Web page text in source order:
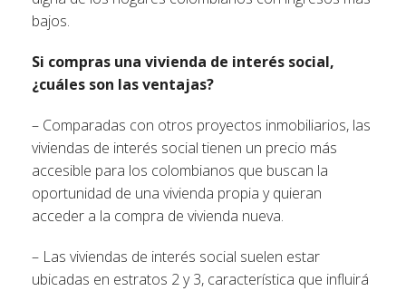
bajos.
Si compras una vivienda de interés social,
¿cuáles son las ventajas?
– Comparadas con otros proyectos inmobiliarios, las
viviendas de interés social tienen un precio más
accesible para los colombianos que buscan la
oportunidad de una vivienda propia y quieran
acceder a la compra de vivienda nueva.
– Las viviendas de interés social suelen estar
ubicadas en estratos 2 y 3, característica que influirá